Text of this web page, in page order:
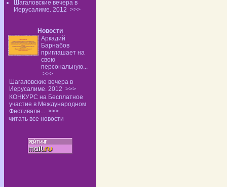
Шагаловские вечера в
Иерусалиме. 2012 >>>
Новости
Аркадий
Барнабов
приглашает на
свою
персональную...
>>>
Шагаловские вечера в
Иерусалиме. 2012 >>>
КОНКУРС на Бесплатное
участие в Международном
Фестивале... >>>
читать все новости